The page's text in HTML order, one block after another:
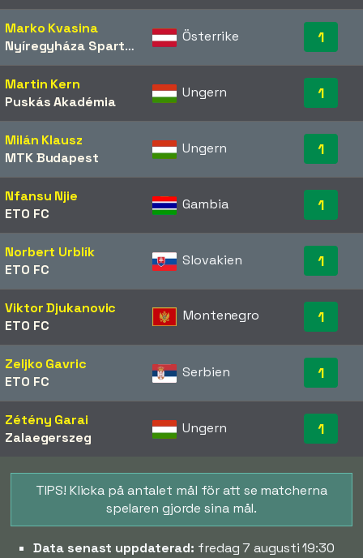
Marko Kvasina
Nyíregyháza Spartacus
Österrike 1
Martin Kern
Puskás Akadémia
Ungern 1
Milán Klausz
MTK Budapest
Ungern 1
Nfansu Njie
ETO FC
Gambia 1
Norbert Urblík
ETO FC
Slovakien 1
Viktor Djukanovic
ETO FC
Montenegro 1
Zeljko Gavric
ETO FC
Serbien 1
Zétény Garai
Zalaegerszeg
Ungern 1
TIPS! Klicka på antalet mål för att se matcherna
spelaren gjorde sina mål.
Data senast uppdaterad: fredag 7 augusti 19:30